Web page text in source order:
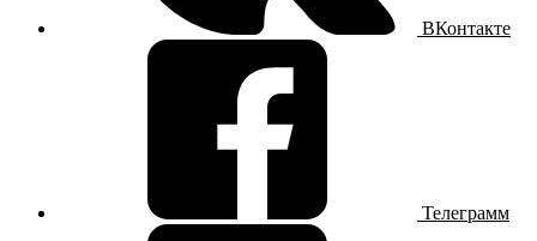
ВКонтакте
Телеграмм